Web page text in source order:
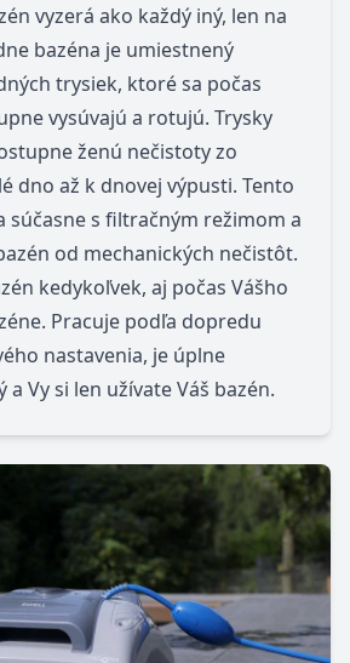
vyzerá ako každý iný, len na
bazéna je umiestnený
trysiek, ktoré sa počas
vysúvajú a rotujú. Trysky
ženú nečistoty zo
dno až k dnovej výpusti. Tento
súčasne s filtračným režimom a
od mechanických nečistôt.
kedykoľvek, aj počas Vášho
Pracuje podľa dopredu
nastavenia, je úplne
a Vy si len užívate Váš bazén.